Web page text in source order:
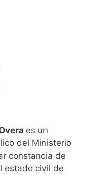
es un
del Ministerio
constancia de
estado civil de